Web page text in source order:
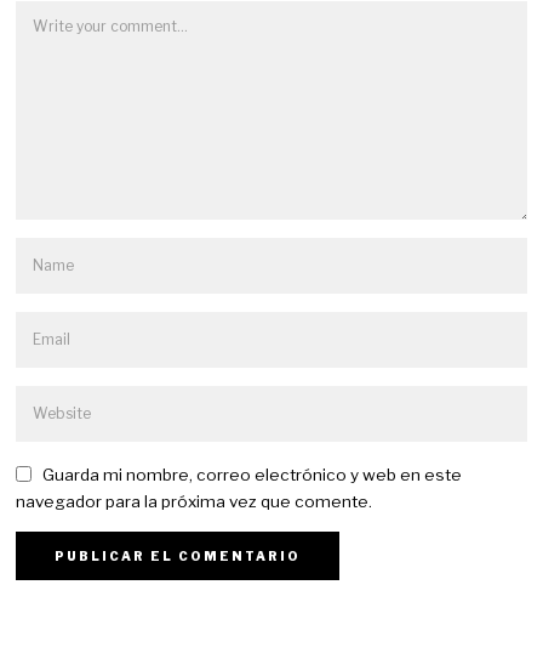
Guarda mi nombre, correo electrónico y web en este
navegador para la próxima vez que comente.